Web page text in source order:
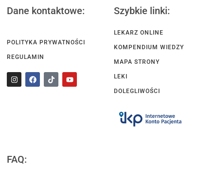
Dane kontaktowe:
POLITYKA PRYWATNOŚCI
REGULAMIN
Szybkie linki:
LEKARZ ONLINE
KOMPENDIUM WIEDZY
MAPA STRONY
LEKI
DOLEGLIWOŚCI
FAQ: